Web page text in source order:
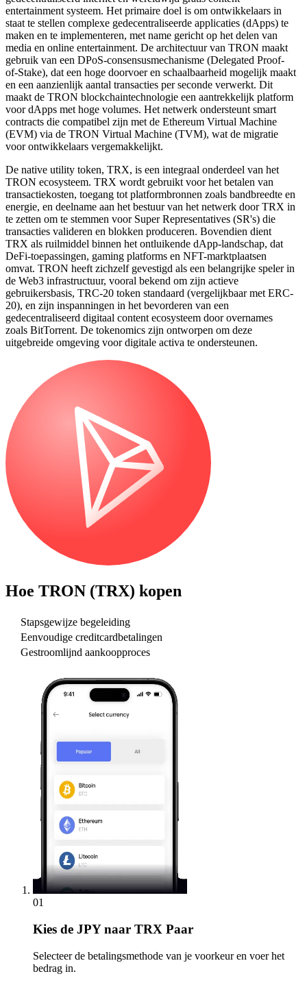
entertainment systeem. Het primaire doel is om ontwikkelaars in
staat te stellen complexe gedecentraliseerde applicaties (dApps) te
maken en te implementeren, met name gericht op het delen van
media en online entertainment. De architectuur van TRON maakt
gebruik van een DPoS-consensusmechanisme (Delegated Proof-
of-Stake), dat een hoge doorvoer en schaalbaarheid mogelijk maakt
en een aanzienlijk aantal transacties per seconde verwerkt. Dit
maakt de TRON blockchaintechnologie een aantrekkelijk platform
voor dApps met hoge volumes. Het netwerk ondersteunt smart
contracts die compatibel zijn met de Ethereum Virtual Machine
(EVM) via de TRON Virtual Machine (TVM), wat de migratie
voor ontwikkelaars vergemakkelijkt.
De native utility token, TRX, is een integraal onderdeel van het
TRON ecosysteem. TRX wordt gebruikt voor het betalen van
transactiekosten, toegang tot platformbronnen zoals bandbreedte en
energie, en deelname aan het bestuur van het netwerk door TRX in
te zetten om te stemmen voor Super Representatives (SR's) die
transacties valideren en blokken produceren. Bovendien dient
TRX als ruilmiddel binnen het ontluikende dApp-landschap, dat
DeFi-toepassingen, gaming platforms en NFT-marktplaatsen
omvat. TRON heeft zichzelf gevestigd als een belangrijke speler in
de Web3 infrastructuur, vooral bekend om zijn actieve
gebruikersbasis, TRC-20 token standaard (vergelijkbaar met ERC-
20), en zijn inspanningen in het bevorderen van een
gedecentraliseerd digitaal content ecosysteem door overnames
zoals BitTorrent. De tokenomics zijn ontworpen om deze
uitgebreide omgeving voor digitale activa te ondersteunen.
Hoe TRON (TRX) kopen
Stapsgewijze begeleiding
Eenvoudige creditcardbetalingen
Gestroomlijnd aankoopproces
01
Kies de JPY naar TRX Paar
Selecteer de betalingsmethode van je voorkeur en voer het
bedrag in.